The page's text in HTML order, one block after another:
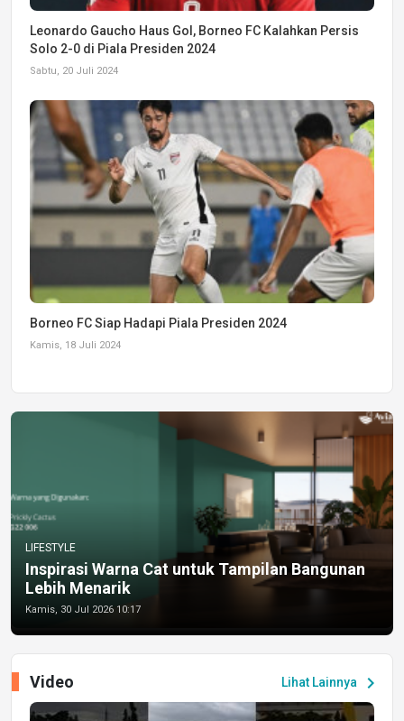
Leonardo Gaucho Haus Gol, Borneo FC Kalahkan Persis
Solo 2-0 di Piala Presiden 2024
Sabtu, 20 Juli 2024
Borneo FC Siap Hadapi Piala Presiden 2024
Kamis, 18 Juli 2024
LIFESTYLE
Inspirasi Warna Cat untuk Tampilan Bangunan
Lebih Menarik
Kamis, 30 Jul 2026 10:17
Lihat Lainnya chevron_right
Video